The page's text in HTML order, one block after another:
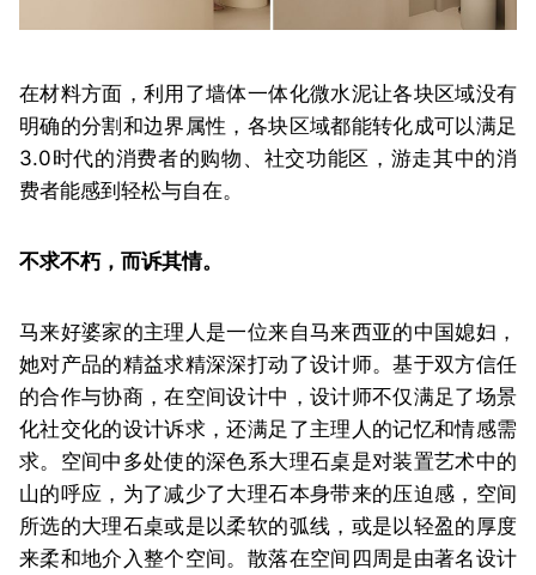
在材料方面，利用了墙体一体化微水泥让各块区域没有
明确的分割和边界属性，各块区域都能转化成可以满足
3.0时代的消费者的购物、社交功能区，游走其中的消
费者能感到轻松与自在。
不求不朽，而诉其情。
马来好婆家的主理人是一位来自马来西亚的中国媳妇，
她对产品的精益求精深深打动了设计师。基于双方信任
的合作与协商，在空间设计中，设计师不仅满足了场景
化社交化的设计诉求，还满足了主理人的记忆和情感需
求。 空间中多处使的深色系大理石桌是对装置艺术中的
山的呼应，为了减少了大理石本身带来的压迫感，空间
所选的大理石桌或是以柔软的弧线，或是以轻盈的厚度
来柔和地介入整个空间。散落在空间四周是由著名设计